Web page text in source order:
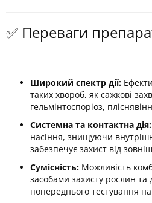
✅ Переваги
Широкий спектр дії:
таких хвороб, як сажкові
гельмінтоспоріоз,
Системна та контактна дія:
насіння, знищуючи
забезпечує захист від
Сумісність: Можливість
засобами захисту рослин та
попереднього тестування на